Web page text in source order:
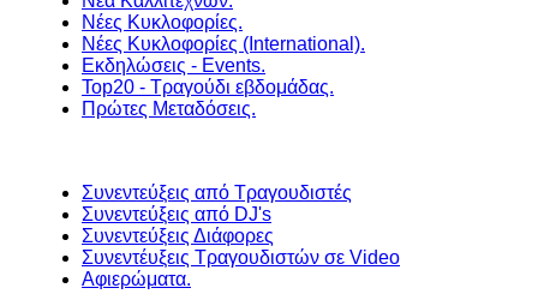
Νέες Κυκλοφορίες.
Νέες Κυκλοφορίες (International).
Εκδηλώσεις - Events.
Top20 - Τραγούδι εβδομάδας.
Πρώτες Μεταδόσεις.
Συνεντεύξεις από Τραγουδιστές
Συνεντεύξεις από DJ's
Συνεντεύξεις Διάφορες
Συνεντέυξεις Τραγουδιστών σε Video
Αφιερώματα.